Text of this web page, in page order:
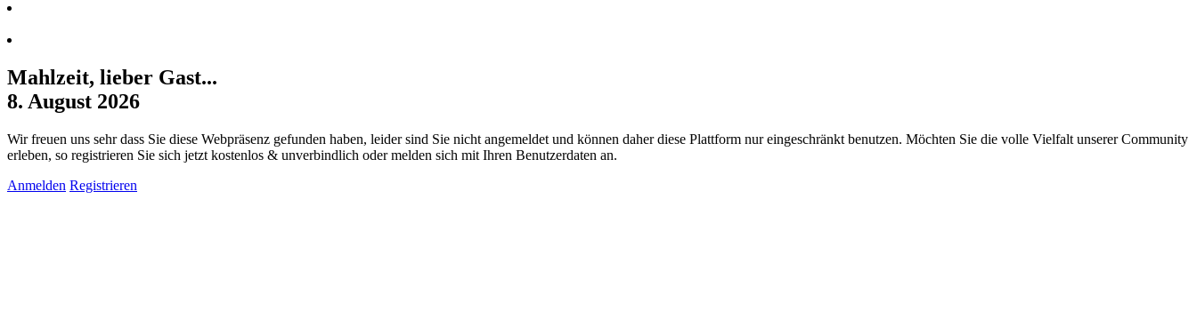
Mahlzeit, lieber Gast...
8. August 2026
Wir freuen uns sehr dass Sie diese Webpräsenz gefunden haben, leider sind Sie nicht angemeldet und können daher diese Plattform nur eingeschränkt benutzen. Möchten Sie die volle Vielfalt unserer Community
erleben, so registrieren Sie sich jetzt kostenlos & unverbindlich oder melden sich mit Ihren Benutzerdaten an.
Anmelden Registrieren